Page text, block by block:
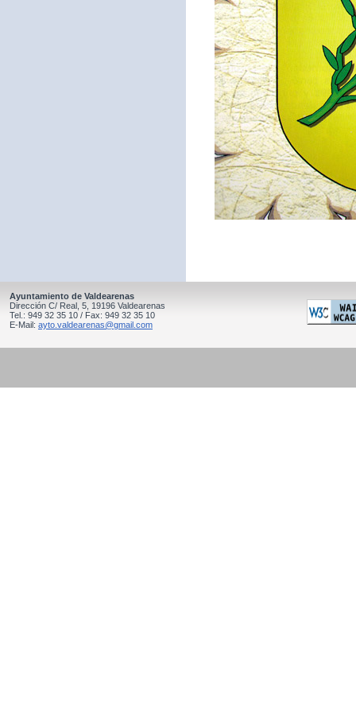
Ayuntamiento de Valdearenas
Dirección C/ Real, 5, 19196 Valdearenas
Tel.: 949 32 35 10 / Fax: 949 32 35 10
E-Mail: ayto.valdearenas@gmail.com